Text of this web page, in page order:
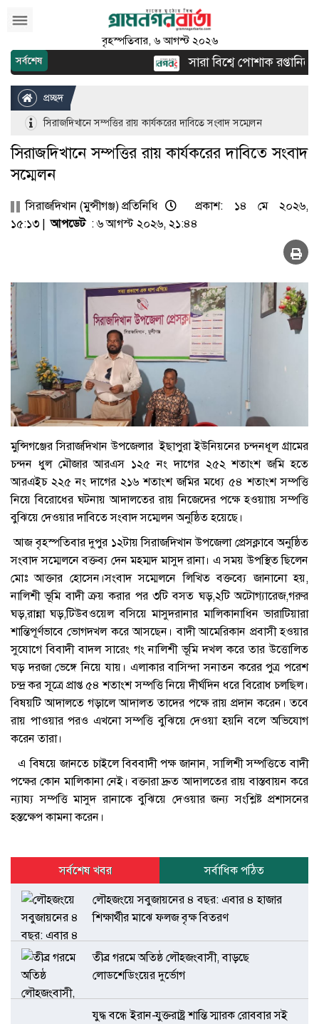
বৃহস্পতিবার, ৬ আগস্ট ২০২৬
সর্বশেষ সারা বিশ্বে পোশাক রপ্তানিতে
প্রচ্ছদ
সিরাজদিখানে সম্পত্তির রায় কার্যকরের দাবিতে সংবাদ সম্মেলন
সিরাজদিখানে সম্পত্তির রায় কার্যকরের দাবিতে সংবাদ
সম্মেলন
সিরাজদিখান (মুন্সীগঞ্জ) প্রতিনিধি
প্রকাশ: ১৪ মে ২০২৬,
১৫:১৩ |আপডেট: ৬ আগস্ট ২০২৬, ২১:৪৪
মুন্সিগঞ্জের সিরাজদিখান উপজেলার ইছাপুরা ইউনিয়নের চন্দনধূল গ্রামের
চন্দন ধুল মৌজার আরএস ১২৫ নং দাগের ২৫২ শতাংশ জমি হতে
আরএইচ ২২৫ নং দাগের ২১৬ শতাংশ জমির মধ্যে ৫৪ শতাংশ সম্পত্তি
নিয়ে বিরোধের ঘটনায় আদালতের রায় নিজেদের পক্ষে হওয়াায় সম্পত্তি
বুঝিয়ে দেওয়ার দাবিতে সংবাদ সম্মেলন অনুষ্ঠিত হয়েছে।
আজ বৃহস্পতিবার দুপুর ১২টায় সিরাজদিখান উপজেলা প্রেসক্লাবে অনুষ্ঠিত
সংবাদ সম্মেলনে বক্তব্য দেন মহম্মদ মাসুদ রানা। এ সময় উপস্থিত ছিলেন
মোঃ আক্তার হোসেন।সংবাদ সম্মেলনে লিখিত বক্তব্যে জানানো হয়,
নালিশী ভূমি বাদী ক্রয় করার পর ৩টি বসত ঘড়,২টি অটোগ্যারেজ,গরুর
ঘড়,রান্না ঘড়,টিউবওয়েল বসিয়ে মাসুদরানার মালিকানাধিন ভারাটিয়ারা
শান্তিপূর্ণভাবে ভোগদখল করে আসছেন। বাদী আমেরিকান প্রবাসী হওয়ার
সুযোগে বিবাদী বাদল সারেং গং নালিশী ভূমি দখল করে তার উত্তোলিত
ঘড় দরজা ভেঙ্গে নিয়ে যায়। এলাকার বাসিন্দা সনাতন করের পুত্র পরেশ
চন্দ্র কর সূত্রে প্রাপ্ত ৫৪ শতাংশ সম্পত্তি নিয়ে দীর্ঘদিন ধরে বিরোধ চলছিল।
বিষয়টি আদালতে গড়ালে আদালত তাদের পক্ষে রায় প্রদান করেন। তবে
রায় পাওয়ার পরও এখনো সম্পত্তি বুঝিয়ে দেওয়া হয়নি বলে অভিযোগ
করেন তারা।
এ বিষয়ে জানতে চাইলে বিববাদী পক্ষ জানান, সালিশী সম্পত্তিতে বাদী
পক্ষের কোন মালিকানা নেই। বক্তারা দ্রুত আদালতের রায় বাস্তবায়ন করে
ন্যায্য সম্পত্তি মাসুদ রানাকে বুঝিয়ে দেওয়ার জন্য সংশ্লিষ্ট প্রশাসনের
হস্তক্ষেপ কামনা করেন।
সর্বশেষ খবর
সর্বাধিক পঠিত
লৌহজংয়ে সবুজায়নের ৪ বছর: এবার ৪ হাজার
শিক্ষার্থীর মাঝে ফলজ বৃক্ষ বিতরণ
তীব্র গরমে অতিষ্ঠ লৌহজংবাসী, বাড়ছে
লোডশেডিংয়ের দুর্ভোগ
যুদ্ধ বন্ধে ইরান-যুক্তরাষ্ট্র শান্তি স্মারক রোববার সই